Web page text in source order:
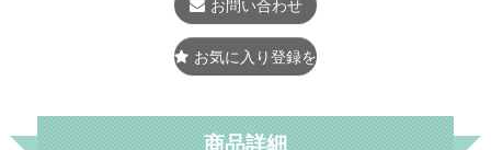
お問い合わせ
お気に入り登録をする
商品詳細